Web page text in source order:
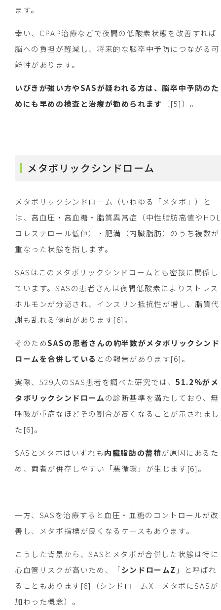
ます。
幸い、CPAP治療などで夜間の低酸素状態を改善すれば
脳への負担が軽減し、将来的な脳卒中予防につながる可
能性があります。
いびきが強い方やSASが疑われる方は、脳卒中予防のた
めにも早めの検査と治療が勧められます 〔[5]〕。
メタボリックシンドローム
メタボリックシンドローム（いわゆる「メタボ」）と
は、高血圧・高血糖・脂質異常症（中性脂肪高値やHDL
コレステロール低値）・肥満（内臓脂肪）のうち複数が
重なった状態を指します。
SASはこのメタボリックシンドロームとも密接に関係し
ています。SASの患者さんは夜間低酸素によりストレス
ホルモンが分泌され、インスリン抵抗性が増し、脂質代
謝も乱れる傾向があります[6]。
そのためSASの患者さんの約半数がメタボリックシンド
ロームを合併している との報告があります[6]。
実際、529人のSAS患者を調べた研究では、51.2%がメ
タボリックシンドロームの診断基準を満たしており、無
呼吸が重症なほどその割合が高くなることが示されまし
た[6]。
SASとメタボはいずれも内臓脂肪の蓄積が原因にあるた
め、両者が併存しやすい「悪循環」が生じます[6]。
一方、SASを治療すると血圧・血糖のコントロールが改
善し、メタボ指標が良くなるケースもあります。
こうした背景から、SASとメタボが合併した状態は特に
心血管リスクが高いため、「シンドロームZ 」と呼ばれ
ることもあります[6]（シンドロームX＝メタボにSASが
加わった概念）。